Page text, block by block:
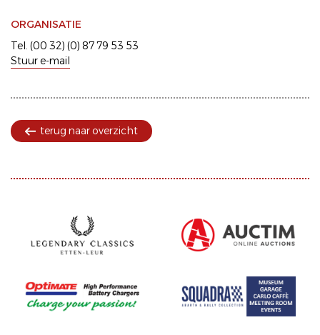
ORGANISATIE
Tel. (00 32) (0) 87 79 53 53
Stuur e-mail
terug naar overzicht